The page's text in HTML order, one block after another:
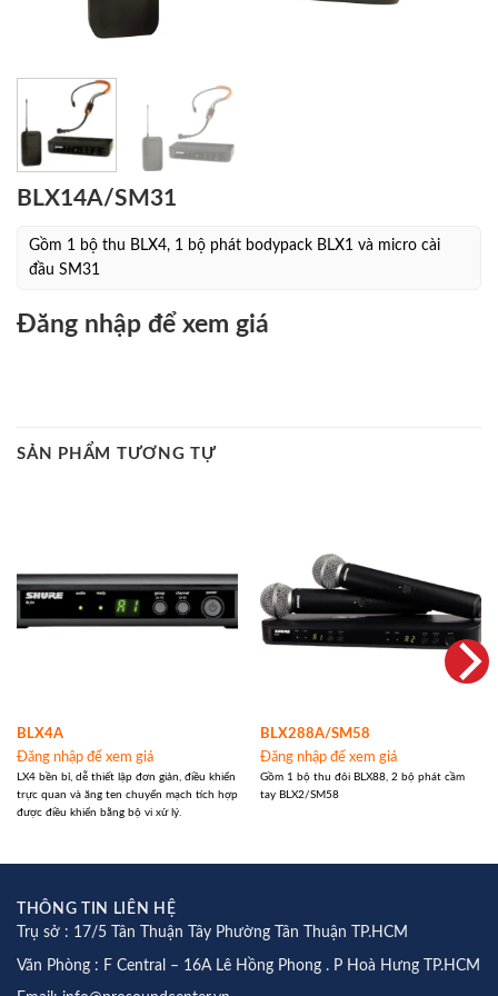
BLX14A/SM31
Gồm 1 bộ thu BLX4, 1 bộ phát bodypack BLX1 và micro cài
đầu SM31
Đăng nhập để xem giá
SẢN PHẨM TƯƠNG TỰ
BLX4A
Đăng nhập để xem giá
LX4 bền bỉ, dễ thiết lập đơn giản, điều khiển
trực quan và ăng ten chuyển mạch tích hợp
được điều khiển bằng bộ vi xử lý.
BLX288A/SM58
Đăng nhập để xem giá
Gồm 1 bộ thu đôi BLX88, 2 bộ phát cầm
tay BLX2/SM58
THÔNG TIN LIÊN HỆ
Trụ sở : 17/5 Tân Thuận Tây Phường Tân Thuận TP.HCM
Văn Phòng : F Central – 16A Lê Hồng Phong . P Hoà Hưng TP.HCM